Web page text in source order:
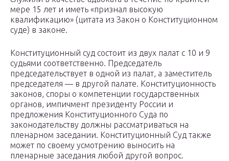
мере 15 лет и иметь «признал высокую
квалификацию» (цитата из Закон о Конституционном
суде) в законе.
Конституционный суд состоит из двух палат с 10 и 9
судьями соответственно. Председатель
председательствует в одной из палат, а заместитель
председателя — в другой палате. Конституционность
законов, споры о компетенции государственных
органов, импичмент президенту России и
предложения Конституционного Суда по
законодательству должны рассматриваться на
пленарном заседании. Конституционный Суд также
может по своему усмотрению выносить на
пленарные заседания любой другой вопрос.